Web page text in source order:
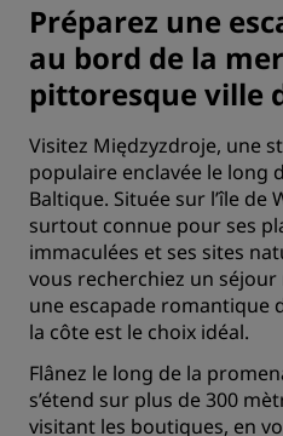
Préparez une
au bord de la
pittoresque ville
Visitez Międzyzdroje, une
populaire enclavée le long
Baltique. Située sur l’île de
surtout connue pour ses
immaculées et ses sites
vous recherchiez un
une escapade romantique
la côte est le choix idéal.
Flânez le long de la
s’étend sur plus de 300
visitant les boutiques, en